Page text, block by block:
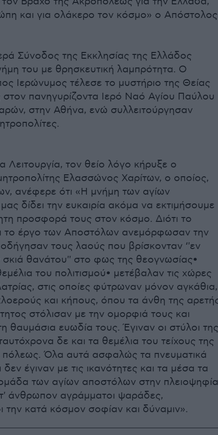
και για ολάκερο τον κόσμο» ο Απόστολος
Σύνοδος της Εκκλησίας της Ελλάδος
του με θρησκευτική λαμπρότητα. Ο
Ιερώνυμος τέλεσε το μυστήριο της Θείας
στον πανηγυρίζοντα Ιερό Ναό Αγίου Παύλου
στην Αθήνα, ενώ συλλειτούργησαν
Λειτουργία, τον θείο λόγο κήρυξε ο
Ελασσώνος Χαρίτων, ο οποίος,
ανέφερε ότι «Η μνήμη των αγίων
δίδει την ευκαιρία ακόμα να εκτιμήσουμε
προσφορά τους στον κόσμο. Διότι το
το έργο των Αποστόλων ανεμόρφωσαν την
τους λαούς που βρίσκονταν ‘'εν
σκιά θανάτου'' στο φως της θεογνωσίας•
του πολιτισμού• μετέβαλαν τις χώρες
στις οποίες φύτρωναν μόνον αγκάθια,
και κήπους, όπου τα άνθη της
στόλισαν με την ομορφιά τους και
θαυμάσια ευωδία τους. Έγιναν οι στύλοι της
δε και τα θεμέλια του τείχους της
πόλεως. Όλα αυτά ασφαλώς τα πνευματικά
δεν έγιναν με τις ικανότητες και τα μέσα τα
των αγίων αποστόλων στην πλειοψηφία
άνθρωπον αγράμματοι ψαράδες,
την κατά κόσμον σοφίαν και δύναμιν».